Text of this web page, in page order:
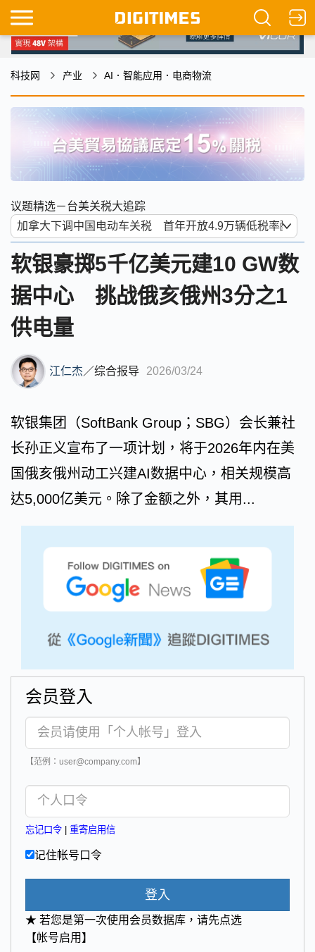
科技网 产业 AI．智能应用．电商物流
议题精选－台美关税大追踪
软银豪掷5千亿美元建10 GW数
据中心 挑战俄亥俄州3分之1
供电量
江仁杰 ／综合报导 2026/03/24
软银集团（SoftBank Group；SBG）会长兼社
长孙正义宣布了一项计划，将于2026年内在美
国俄亥俄州动工兴建AI数据中心，相关规模高
达5,000亿美元。除了金额之外，其用...
会员登入
【范例：user@company.com】
忘记口令 重寄启用信
记住帐号口令
登入
★ 若您是第一次使用会员数据库，请先点选
【帐号启用】